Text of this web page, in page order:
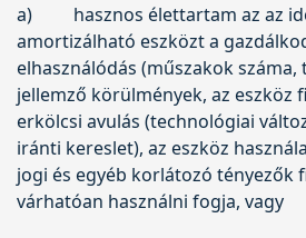
a)
hasznos élettartam az az
amortizálható eszközt a
elhasználódás (műszakok száma,
jellemző körülmények, az eszköz
erkölcsi avulás (technológiai
iránti kereslet), az eszköz
jogi és egyéb korlátozó tényezők
várhatóan használni fogja, vagy